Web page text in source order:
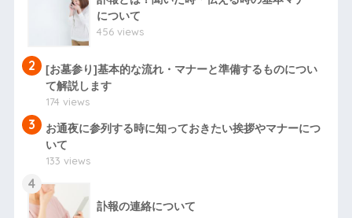
について
456 views
2
[お墓参り]基本的な流れ・マナーと準備するものについ
て解説します
174 views
3
お通夜に参列する時に知っておきたい挨拶やマナーにつ
いて
133 views
4
訃報の連絡について